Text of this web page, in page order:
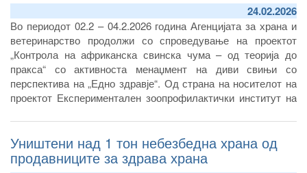
24.02.2026
Во периодот 02.2 – 04.2.2026 година Агенцијата за храна и
ветеринарство продолжи со спроведување на проектот
„Контрола на африканска свинска чума – од теорија до
пракса“ со активноста менаџмент на диви свињи со
перспектива на „Едно здравје“. Од страна на носителот на
проектот Експериментален зоопрофилактички институт на
потпомогнати од страна на Светската организац
Уништени над 1 тон небезбедна храна од
продавниците за здрава храна